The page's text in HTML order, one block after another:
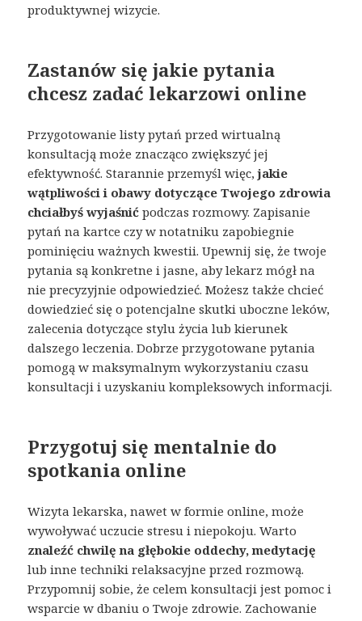
produktywnej wizycie.
Zastanów się jakie pytania
chcesz zadać lekarzowi online
Przygotowanie listy pytań przed wirtualną
konsultacją może znacząco zwiększyć jej
efektywność. Starannie przemyśl więc,jakie
wątpliwości i obawy dotyczące Twojego zdrowia
chciałbyś wyjaśnić podczas rozmowy. Zapisanie
pytań na kartce czy w notatniku zapobiegnie
pominięciu ważnych kwestii. Upewnij się, że twoje
pytania są konkretne i jasne, aby lekarz mógł na
nie precyzyjnie odpowiedzieć. Możesz także chcieć
dowiedzieć się o potencjalne skutki uboczne leków,
zalecenia dotyczące stylu życia lub kierunek
dalszego leczenia. Dobrze przygotowane pytania
pomogą w maksymalnym wykorzystaniu czasu
konsultacji i uzyskaniu kompleksowych informacji.
Przygotuj się mentalnie do
spotkania online
Wizyta lekarska, nawet w formie online, może
wywoływać uczucie stresu i niepokoju. Warto
znaleźć chwilę na głębokie oddechy, medytację
lub inne techniki relaksacyjne przed rozmową.
Przypomnij sobie, że celem konsultacji jest pomoc i
wsparcie w dbaniu o Twoje zdrowie. Zachowanie